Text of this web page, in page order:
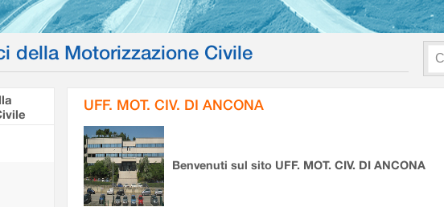
della Motorizzazione Civile
UFF. MOT. CIV. DI ANCONA
Benvenuti sul sito UFF. MOT. CIV. DI ANCONA